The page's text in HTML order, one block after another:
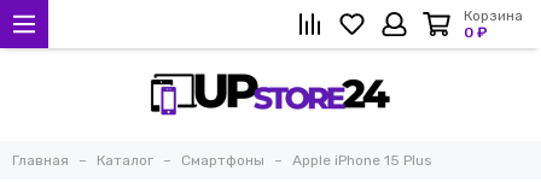
Корзина
0 ₽
Главная Каталог Смартфоны Apple iPhone 15 Plus